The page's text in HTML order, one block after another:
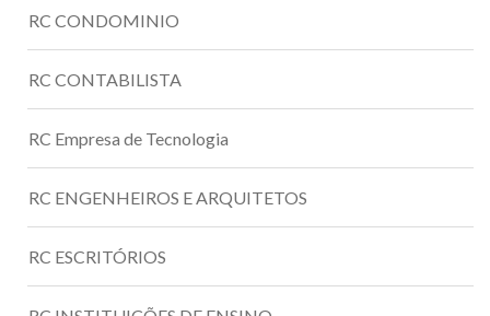
RC CONDOMINIO
RC CONTABILISTA
RC Empresa de Tecnologia
RC ENGENHEIROS E ARQUITETOS
RC ESCRITÓRIOS